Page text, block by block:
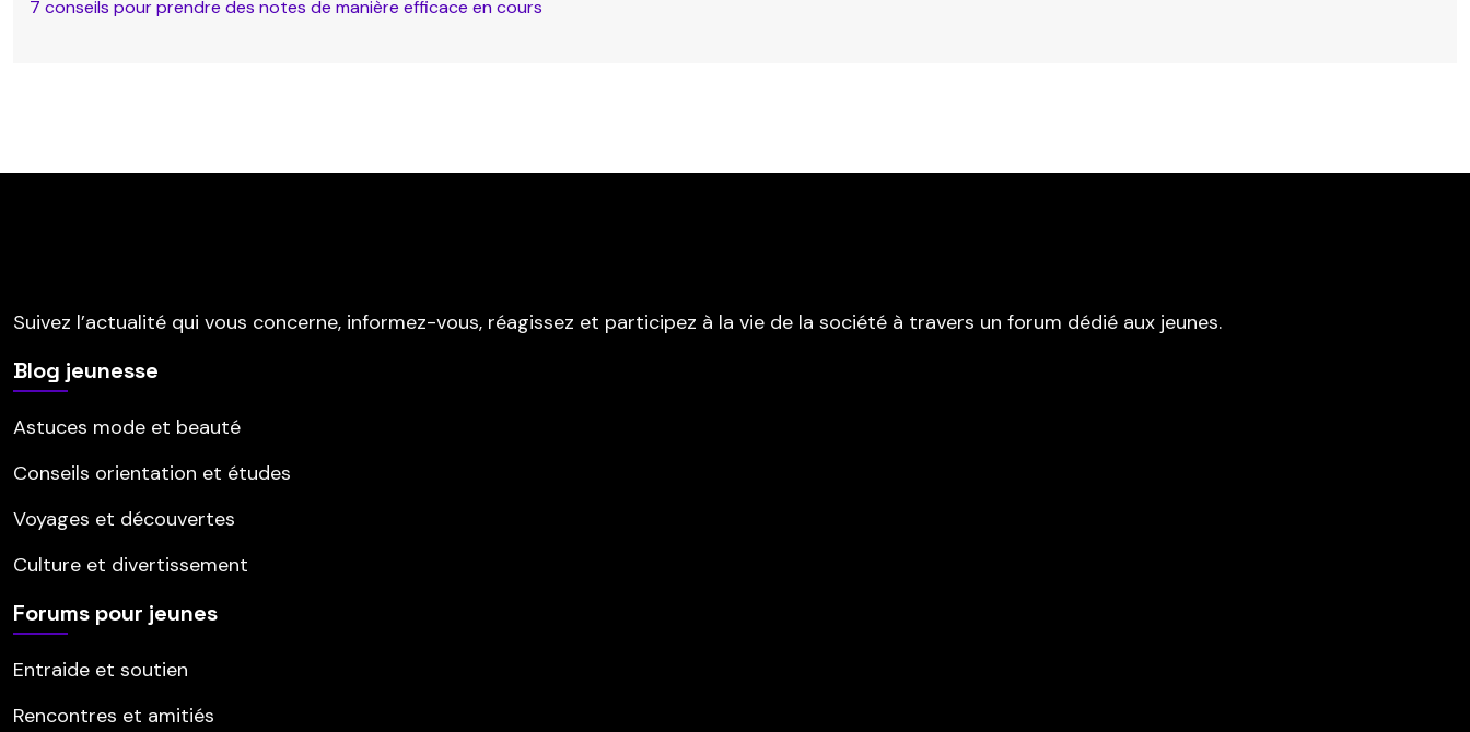
7 conseils pour prendre des notes de manière efficace en cours
Suivez l’actualité qui vous concerne, informez-vous, réagissez et participez à la vie de la société à travers un forum dédié aux jeunes.
Blog jeunesse
Astuces mode et beauté
Conseils orientation et études
Voyages et découvertes
Culture et divertissement
Forums pour jeunes
Entraide et soutien
Rencontres et amitiés